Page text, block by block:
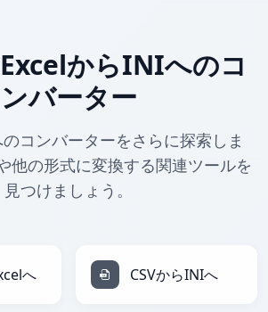
からINIへのコ
ンバーター
コンバーターをさらに探索しま
他の形式に変換する関連ツールを
見つけましょう。
へ CSVからINIへ